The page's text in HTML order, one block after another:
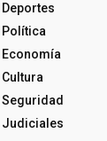
Deportes
Política
Economía
Cultura
Seguridad
Judiciales